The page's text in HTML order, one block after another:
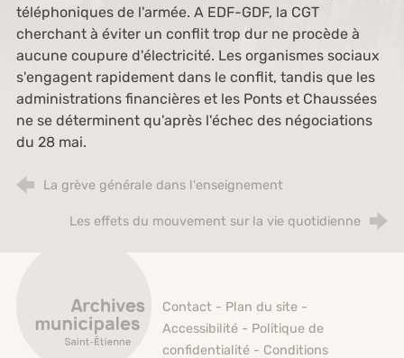
téléphoniques de l'armée. A EDF-GDF, la CGT
cherchant à éviter un conflit trop dur ne procède à
aucune coupure d'électricité. Les organismes sociaux
s'engagent rapidement dans le conflit, tandis que les
administrations financières et les Ponts et Chaussées
ne se déterminent qu'après l'échec des négociations
du 28 mai.
La grève générale dans l'enseignement
Les effets du mouvement sur la vie quotidienne
Contact - Plan du site -
Accessibilité - Politique de
confidentialité - Conditions